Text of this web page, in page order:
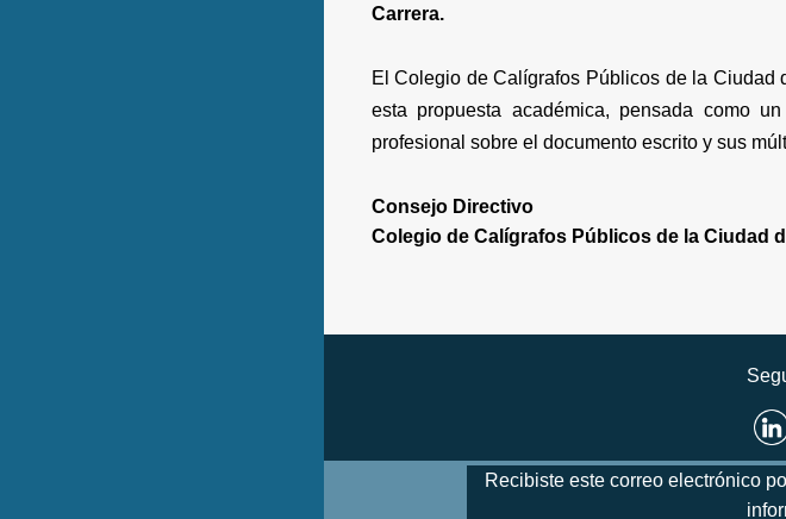
Carrera.
El Colegio de Calígrafos Públicos de la
esta propuesta académica, pensada como
profesional sobre el documento escrito y sus
Consejo Directivo
Colegio de Calígrafos Públicos de la Ciudad
Recibiste este correo electrónico